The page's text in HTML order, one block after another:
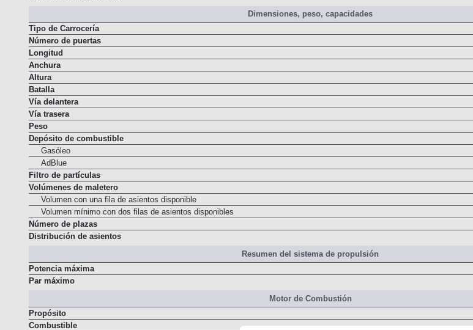
Dimensiones, peso, capacidades
Tipo de Carrocería
Número de puertas
Longitud
Anchura
Altura
Batalla
Vía delantera
Vía trasera
Peso
Depósito de combustible
Gasóleo
AdBlue
Filtro de partículas
Volúmenes de maletero
Volumen con una fila de asientos disponible
Volumen mínimo con dos filas de asientos disponibles
Número de plazas
Resumen del sistema de propulsión
Potencia máxima
Motor de Combustión
Propósito